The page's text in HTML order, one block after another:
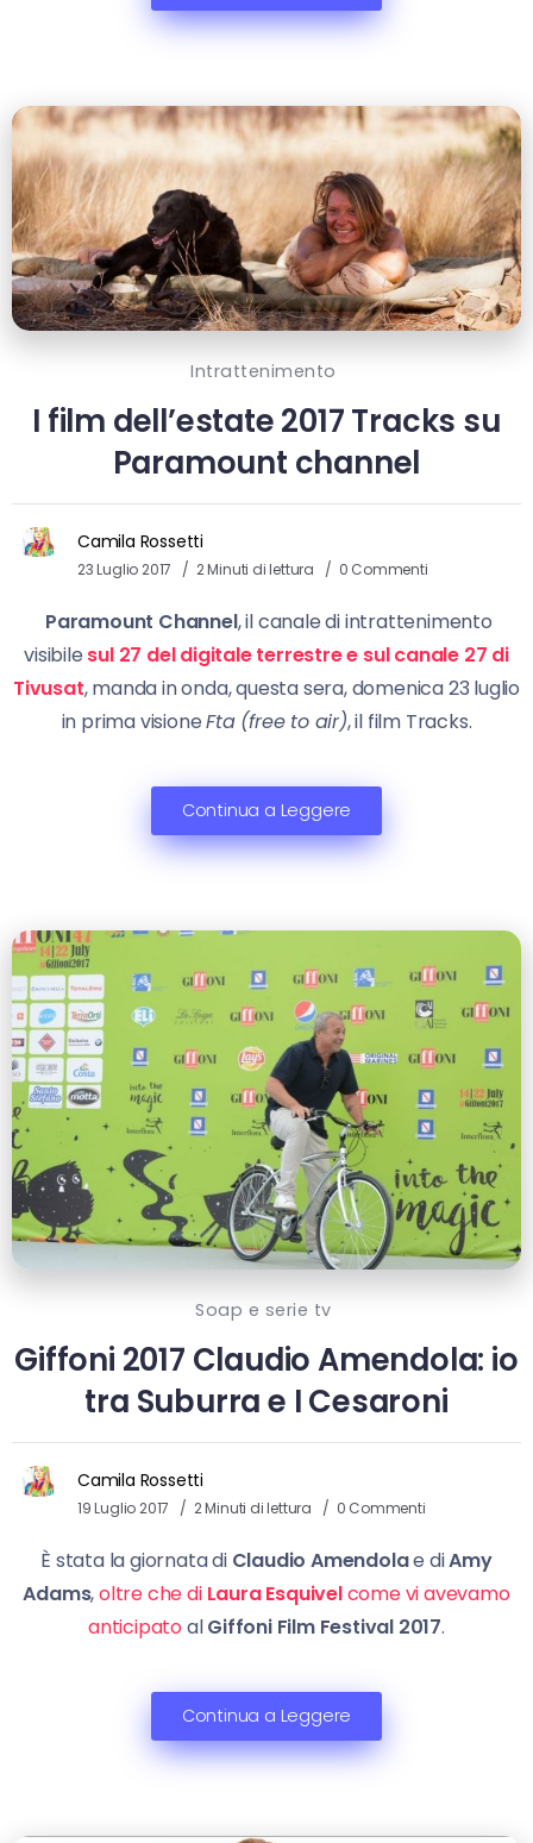
Intrattenimento
I film dell’estate 2017 Tracks su
Paramount channel
Camila Rossetti
23 Luglio 2017 2 Minuti di lettura 0 Commenti
Paramount Channel, il canale di intrattenimento
visibile sul 27 del digitale terrestre e sul canale 27 di
Tivusat, manda in onda, questa sera, domenica 23 luglio
in prima visioneFta (free to air), il film Tracks.
Continua a Leggere
Soap e serie tv
Giffoni 2017 Claudio Amendola: io
tra Suburra e I Cesaroni
Camila Rossetti
19 Luglio 2017 2 Minuti di lettura 0 Commenti
È stata la giornata di Claudio Amendolae diAmy
Adams,oltre che di Laura Esquivelcome vi avevamo
anticipatoalGiffoni Film Festival 2017.
Continua a Leggere